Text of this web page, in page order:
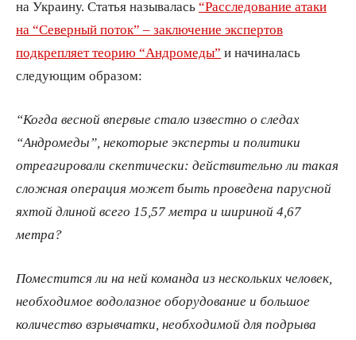
на Украину. Статья называлась “Расследование атаки
на “Северный поток” – заключение экспертов
подкрепляет теорию “Андромеды” и начиналась
следующим образом:
“Когда весной впервые стало известно о следах
“Андромеды”, некоторые эксперты и политики
отреагировали скептически: действительно ли такая
сложная операция может быть проведена парусной
яхтой длиной всего 15,57 метра и шириной 4,67
метра?
Поместится ли на ней команда из нескольких человек,
необходимое водолазное оборудование и большое
количество взрывчатки, необходимой для подрыва